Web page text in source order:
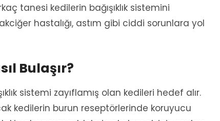
tanesi kedilerin bağışıklık sistemini
hastalığı, astım gibi ciddi sorunlara yol
Bulaşır?
sistemi zayıflamış olan kedileri hedef alır.
kedilerin burun reseptörlerinde koruyucu